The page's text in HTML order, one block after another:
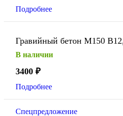
Подробнее
Гравийный бетон М150
В наличии
3400 ₽
Подробнее
Спецпредложение